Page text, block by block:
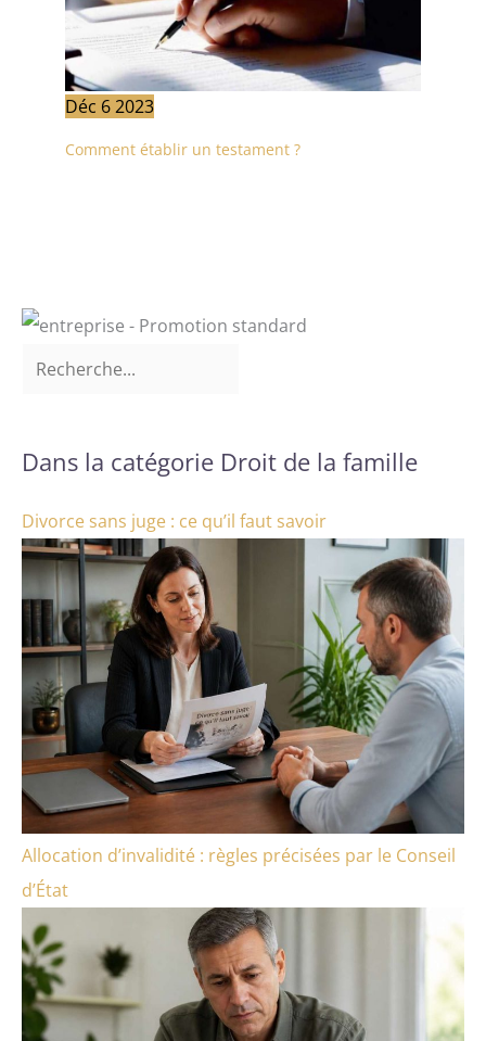
Déc 62023
Comment établir un testament ?
Dans la catégorie Droit de la famille
Divorce sans juge : ce qu’il faut savoir
Allocation d’invalidité : règles précisées par le Conseil
d’État